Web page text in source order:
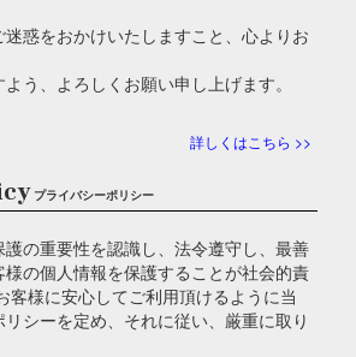
惑をおかけいたしますこと、心よりお
う、よろしくお願い申し上げます。
詳しくはこちら >>
プライバシーポリシー
の重要性を認識し、法令遵守し、最善
の個人情報を保護することが社会的責
客様に安心してご利用頂けるように当
シーを定め、それに従い、厳重に取り